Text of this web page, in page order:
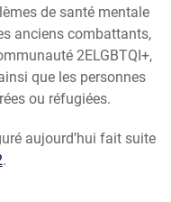
de santé mentale
anciens combattants,
2ELGBTQI+,
que les personnes
ou réfugiées.
aujourd’hui fait suite
.